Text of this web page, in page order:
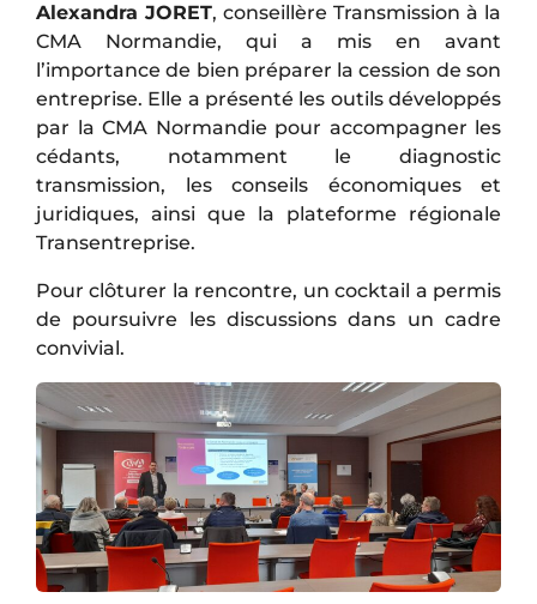
Alexandra JORET, conseillère Transmission à la
CMA Normandie, qui a mis en avant
l’importance de bien préparer la cession de son
entreprise. Elle a présenté les outils développés
par la CMA Normandie pour accompagner les
cédants, notamment le diagnostic
transmission, les conseils économiques et
juridiques, ainsi que la plateforme régionale
Transentreprise.
Pour clôturer la rencontre, un cocktail a permis
de poursuivre les discussions dans un cadre
convivial.